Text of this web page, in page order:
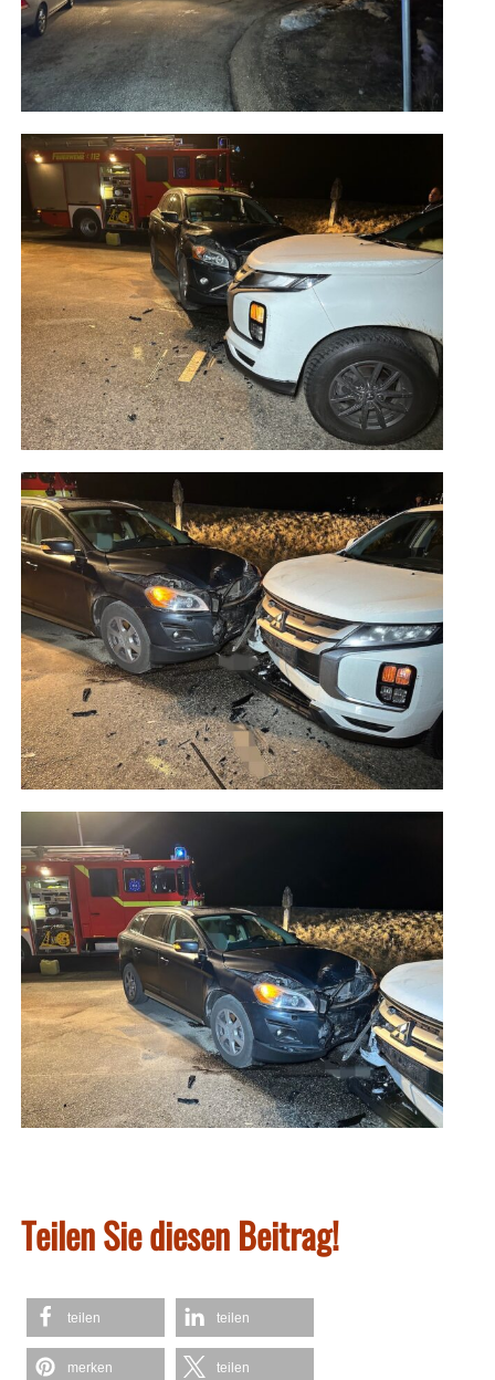
Teilen Sie diesen Beitrag!
teilen teilen
merken teilen